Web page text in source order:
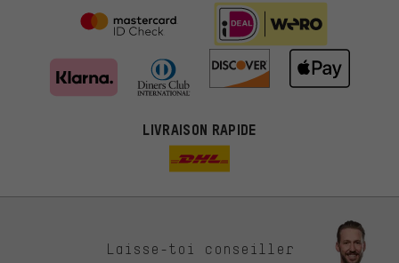
LIVRAISON RAPIDE
Laisse-toi conseiller
Des offres plus adaptées